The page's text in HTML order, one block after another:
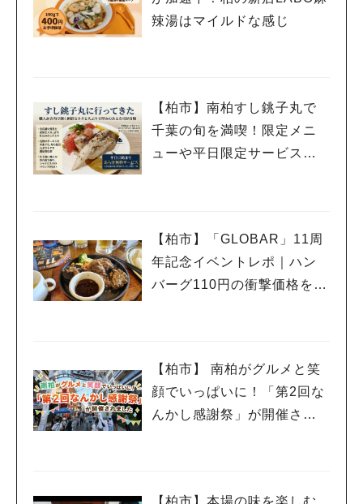
辣湯はマイルドな感じ
【柏市】南柏すし銚子丸で
千葉の旬を満喫！限定メニ
ューや平日限定サービスを
【柏市】「GLOBAR」11周
年記念イベントレポ｜ハン
バーグ110円の衝撃価格を体
【柏市】 南柏がグルメと笑
顔でいっぱいに！「第2回な
んかし感謝祭」が開催され
【柏市】本場の味を楽しむ